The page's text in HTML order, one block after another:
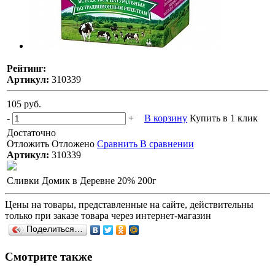
Рейтинг:
Артикул: 310339
105 руб.
-
+ В корзину Купить в 1 клик
Достаточно
Отложить Отложено Сравнить В сравнении
Артикул: 310339
Сливки Домик в Деревне 20% 200г
Цены на товары, представленные на сайте, действительны
только при заказе товара через интернет-магазин
Поделиться…
Смотрите также